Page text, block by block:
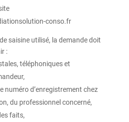
conso.fr
saisine utilisé, la demande doit
:
téléphoniques et
numéro d’enregistrement chez
du professionnel concerné,
faits,